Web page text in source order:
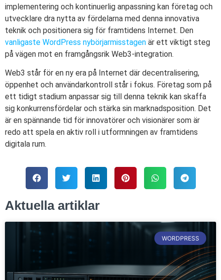
implementering och kontinuerlig anpassning kan företag och
utvecklare dra nytta av fördelarna med denna innovativa
teknik och positionera sig för framtidens Internet. Den
vanligaste WordPress nybörjarmisstagen är ett viktigt steg
på vägen mot en framgångsrik Web3-integration.
Web3 står för en ny era på Internet där decentralisering,
öppenhet och användarkontroll står i fokus. Företag som på
ett tidigt stadium anpassar sig till denna teknik kan skaffa
sig konkurrensfördelar och stärka sin marknadsposition. Det
är en spännande tid för innovatörer och visionärer som är
redo att spela en aktiv roll i utformningen av framtidens
digitala rum.
Aktuella artiklar
WORDPRESS